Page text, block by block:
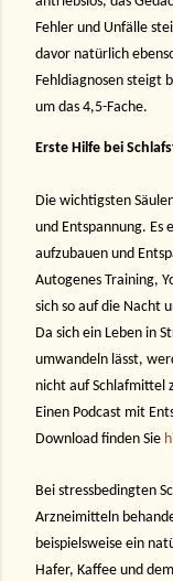
Fehler und Unfälle
davor natürlich
Fehldiagnosen steigt
um das 4,5-Fache.
Erste Hilfe bei
Die wichtigsten
und Entspannung. Es
aufzubauen und
Autogenes Training,
sich so auf die Nacht
Da sich ein Leben in
umwandeln lässt,
nicht auf Schlafmittel
Einen Podcast mit
Download finden Sie
Bei stressbedingten
Arzneimitteln
beispielsweise ein
Hafer, Kaffee und